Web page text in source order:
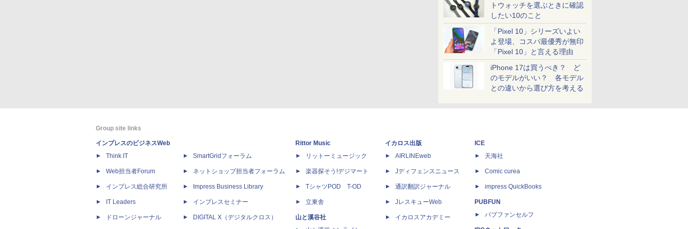
トウォッチを選ぶときに確認
したい10のこと
「Pixel 10」シリーズいよい
よ登場、コスパ最優秀が無印
「Pixel 10」と言える理由
iPhone 17は買うべき？ ど
のモデルがいい？ 各モデル
との違いから選び方を考える
Group site links
インプレスのビジネスWeb
Think IT
Web担当者Forum
インプレス総合研究所
IT Leaders
ドローンジャーナル
SmartGridフォーラム
ネットショップ担当者フォーラム
Impress Business Library
インプレスセミナー
DIGITAL X（デジタルクロス）
Rittor Music
リットーミュージック
楽器探そう!デジマート
TシャツPOD T-OD
立東舎
山と溪谷社
イカロス出版
AIRLINEweb
Jディフェンスニュース
通訳翻訳ジャーナル
JレスキューWeb
イカロスアカデミー
ICE
天海社
Comic curea
impress QuickBooks
PUBFUN
パブファンセルフ